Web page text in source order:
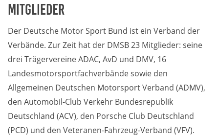
Mitglieder
Der Deutsche Motor Sport Bund ist ein Verband der
Verbände. Zur Zeit hat der DMSB 23 Mitglieder: seine
drei Trägervereine ADAC, AvD und DMV, 16
Landesmotorsportfachverbände sowie den
Allgemeinen Deutschen Motorsport Verband (ADMV),
den Automobil-Club Verkehr Bundesrepublik
Deutschland (ACV), den Porsche Club Deutschland
(PCD) und den Veteranen-Fahrzeug-Verband (VFV).